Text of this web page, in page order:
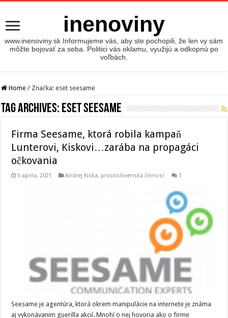
inenoviny
www.inenoviny.sk Informujeme vás, aby ste pochopili, že len vy sám
môžte bojovať za seba. Politici vás oklamu, využijú a odkopnú po
voľbách.
Home / Značka:eset seesame
Tag Archives: eset seesame
Firma Seesame, ktorá robila kampaň
Lunterovi, Kiskovi…zarába na propagáci
očkovania
5 apríla, 2021 Andrej Kiska, prostislovenská činnosť 1
Seesame je agentúra, ktorá okrem manipulácie na internete je známa
aj vykonávanim guerilla akcií. Mnohí o nej hovoria ako o firme